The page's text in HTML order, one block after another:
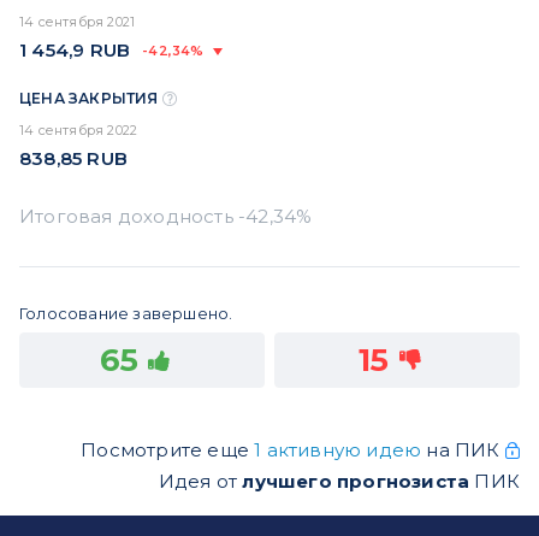
14 сентября 2021
1 454,9 RUB -42,34%
ЦЕНА ЗАКРЫТИЯ
14 сентября 2022
838,85 RUB
Голосование завершено.
65 15
Посмотрите еще1 активную идею на ПИК
Идея отлучшего прогнозиста ПИК